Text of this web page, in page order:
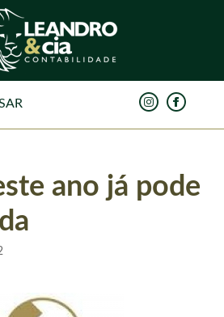
ano já pode